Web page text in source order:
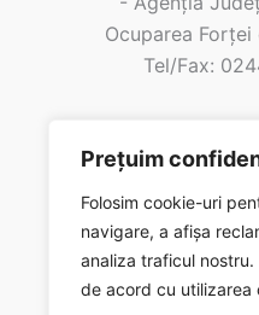
Prețuim
Folosim cookie-uri
navigare, a afișa
analiza traficul nostru.
de acord cu utilizarea
Ocuparea Forţei
Tel/Fax:
0244/
- SPCLEP Valea
0244/